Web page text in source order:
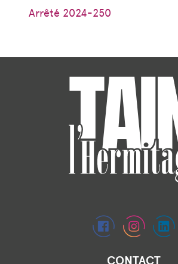
Arrêté 2024-250
CONTACT